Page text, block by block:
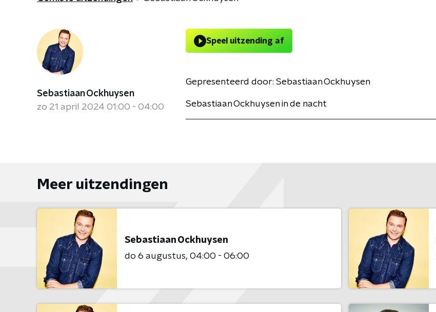
Sebastiaan Ockhuysen
zo 21 april 2024 01:00 - 04:00
Speel uitzending af
Gepresenteerd door: Sebastiaan Ockhuysen
Sebastiaan Ockhuysen in de nacht
Meer uitzendingen
Sebastiaan Ockhuysen
do 6 augustus 04:00 - 06:00